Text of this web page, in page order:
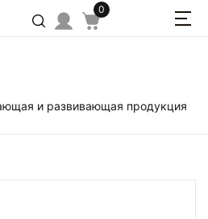
0
и развивающая продукция